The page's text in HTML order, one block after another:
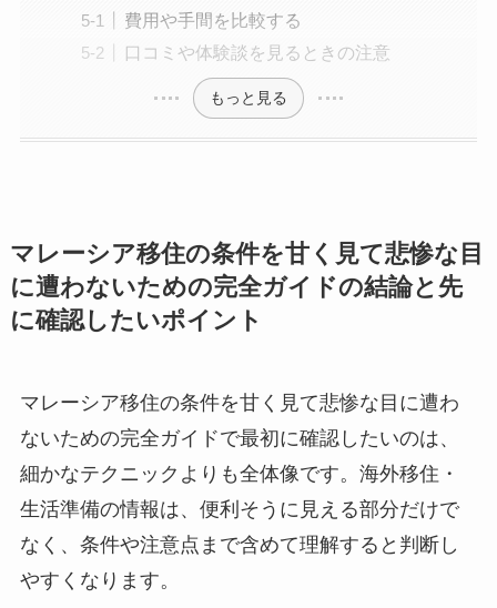
費用や手間を比較する
口コミや体験談を見るときの注意
もっと見る
マレーシア移住の条件を甘く見て悲惨な目
に遭わないための完全ガイドの結論と先
に確認したいポイント
マレーシア移住の条件を甘く見て悲惨な目に遭わ
ないための完全ガイドで最初に確認したいのは、
細かなテクニックよりも全体像です。海外移住・
生活準備の情報は、便利そうに見える部分だけで
なく、条件や注意点まで含めて理解すると判断し
やすくなります。